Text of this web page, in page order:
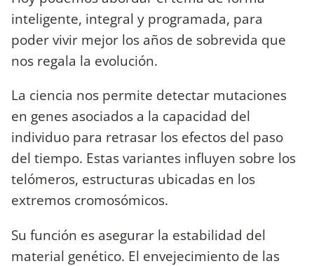
inteligente, integral y programada, para
poder vivir mejor los años de sobrevida que
nos regala la evolución.
La ciencia nos permite detectar mutaciones
en genes asociados a la capacidad del
individuo para retrasar los efectos del paso
del tiempo. Estas variantes influyen sobre los
telómeros, estructuras ubicadas en los
extremos cromosómicos.
Su función es asegurar la estabilidad del
material genético. El envejecimiento de las